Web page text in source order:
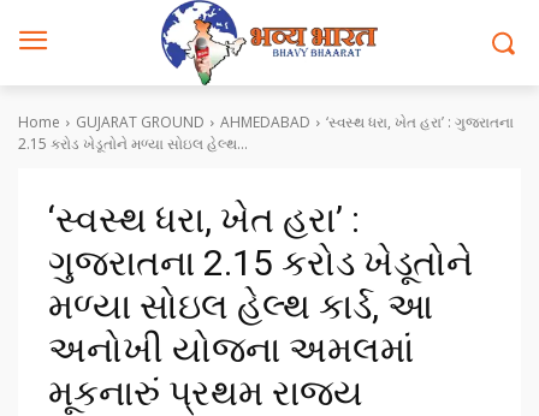
Home GUJARAT GROUND AHMEDABAD
‘સ્વસ્થ ધરા, ખેત હરા’ : ગુજરાતના
2.15 કરોડ ખેડૂતોને મળ્યા સોઇલ હેલ્થ...
‘સ્વસ્થ ધરા, ખેત હરા’ :
ગુજરાતના 2.15 કરોડ ખેડૂતોને
મળ્યા સોઇલ હેલ્થ કાર્ડ, આ
અનોખી યોજના અમલમાં
મૂકનારું પ્રથમ રાજ્ય